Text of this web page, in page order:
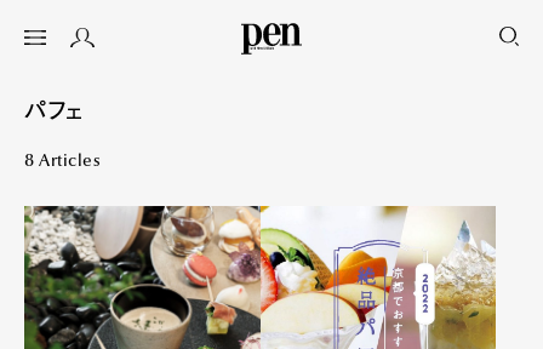
パフェ
8 Articles